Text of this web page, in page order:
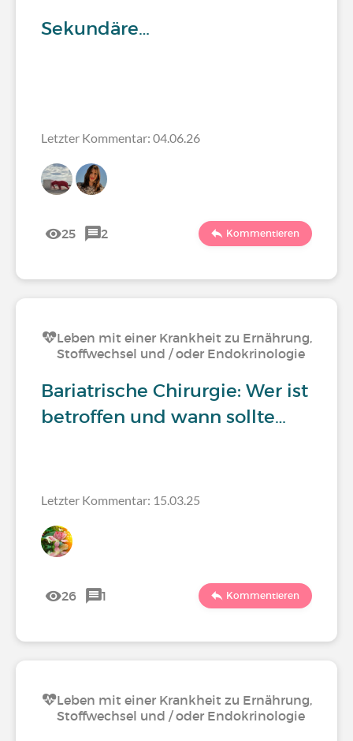
Sekundäre…
Letzter Kommentar: 04.06.26
25 2 Kommentieren
Leben mit einer Krankheit zu Ernährung,
Stoffwechsel und / oder Endokrinologie
Bariatrische Chirurgie: Wer ist
betroffen und wann sollte…
Letzter Kommentar: 15.03.25
26 1 Kommentieren
Leben mit einer Krankheit zu Ernährung,
Stoffwechsel und / oder Endokrinologie